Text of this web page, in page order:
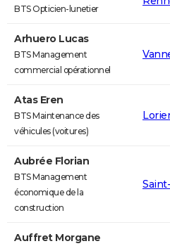
BTS Opticien-lunetier
Arhuero Lucas
BTS Management
commercial opérationnel
Atas Eren
BTS Maintenance des
véhicules (voitures)
Aubrée Florian
BTS Management
économique de la
construction
Auffret Morgane